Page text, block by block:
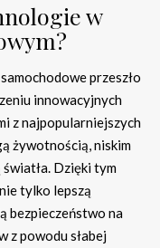
w
przeszło
innowacyjnych
z najpopularniejszych
żywotnością, niskim
Dzięki tym
tylko lepszą
bezpieczeństwo na
z powodu słabej